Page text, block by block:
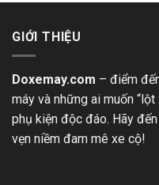
GIỚI THIỆU
Doxemay.com – điểm
máy và những ai muốn
phụ kiện độc đáo. Hãy
vẹn niềm đam mê xe cộ!